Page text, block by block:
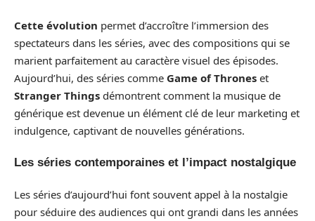
Cette évolution permet d’accroître l’immersion des
spectateurs dans les séries, avec des compositions qui se
marient parfaitement au caractère visuel des épisodes.
Aujourd’hui, des séries comme Game of Thrones et
Stranger Things démontrent comment la musique de
générique est devenue un élément clé de leur marketing et
indulgence, captivant de nouvelles générations.
Les séries contemporaines et l’impact nostalgique
Les séries d’aujourd’hui font souvent appel à la nostalgie
pour séduire des audiences qui ont grandi dans les années